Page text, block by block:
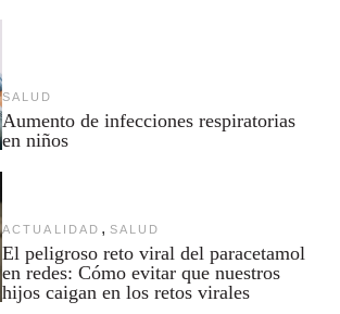
SALUD
Aumento de infecciones respiratorias
en niños
ACTUALIDAD , SALUD
El peligroso reto viral del paracetamol
en redes: Cómo evitar que nuestros
hijos caigan en los retos virales